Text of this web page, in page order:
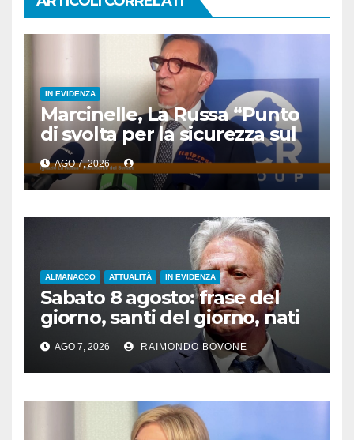
IN EVIDENZA
Marcinelle, La Russa “Punto
di svolta per la sicurezza sul
lavoro”
AGO 7, 2026
ALMANACCO ATTUALITÀ IN EVIDENZA
Sabato 8 agosto: frase del
giorno, santi del giorno, nati
famosi, accadde oggi
AGO 7, 2026 RAIMONDO BOVONE